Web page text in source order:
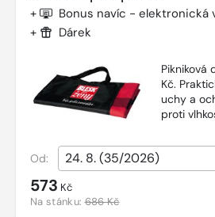
+ Bonus navíc - elektronická
+ Dárek
Pikniková
Kč.
uchy a
proti
Od:
573 Kč
Na stánku:686 Kč